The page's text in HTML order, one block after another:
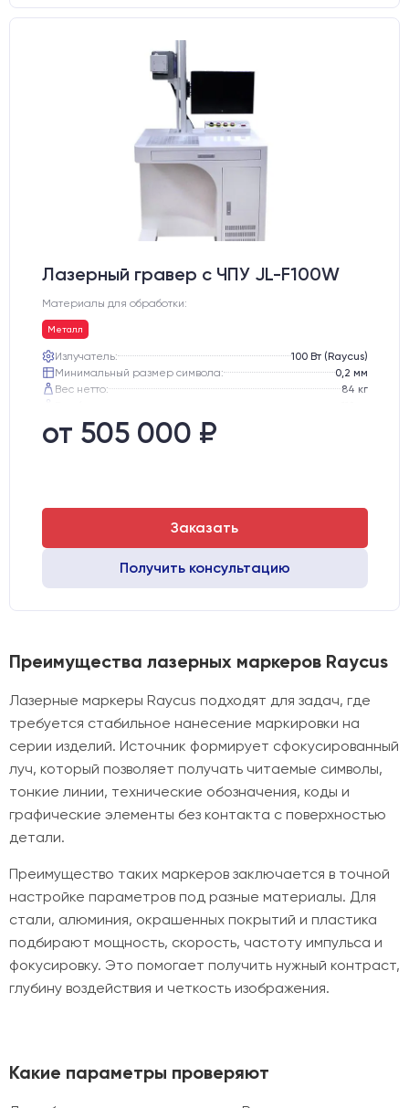
Лазерный гравер с ЧПУ JL-F100W
Материалы для обработки:
Металл
Излучатель:
100 Вт (Raycus)
Минимальный размер символа:
0,2 мм
Вес нетто:
84 кг
Транспортный габарит станка, мм:
от 505 000 ₽
Заказать
Получить консультацию
Преимущества лазерных маркеров Raycus
Лазерные маркеры Raycus подходят для задач, где
требуется стабильное нанесение маркировки на
серии изделий. Источник формирует сфокусированный
луч, который позволяет получать читаемые символы,
тонкие линии, технические обозначения, коды и
графические элементы без контакта с поверхностью
детали.
Преимущество таких маркеров заключается в точной
настройке параметров под разные материалы. Для
стали, алюминия, окрашенных покрытий и пластика
подбирают мощность, скорость, частоту импульса и
фокусировку. Это помогает получить нужный контраст,
глубину воздействия и четкость изображения.
Какие параметры проверяют